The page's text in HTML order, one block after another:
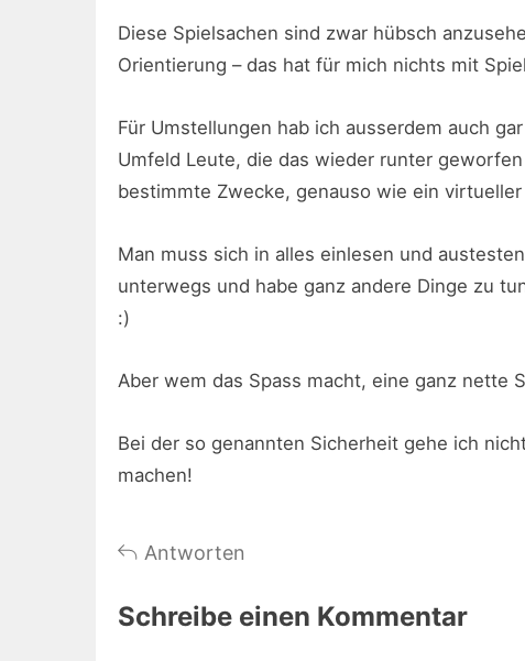
Diese Spielsachen sind zwar hübsch
Orientierung – das hat für mich nichts mit
Für Umstellungen hab ich ausserdem auch
Umfeld Leute, die das wieder runter
bestimmte Zwecke, genauso wie ein virtueller
Man muss sich in alles einlesen und
unterwegs und habe ganz andere Dinge zu
:)
Aber wem das Spass macht, eine ganz nette
Bei der so genannten Sicherheit gehe ich
machen!
Antworten
Schreibe einen Kommentar